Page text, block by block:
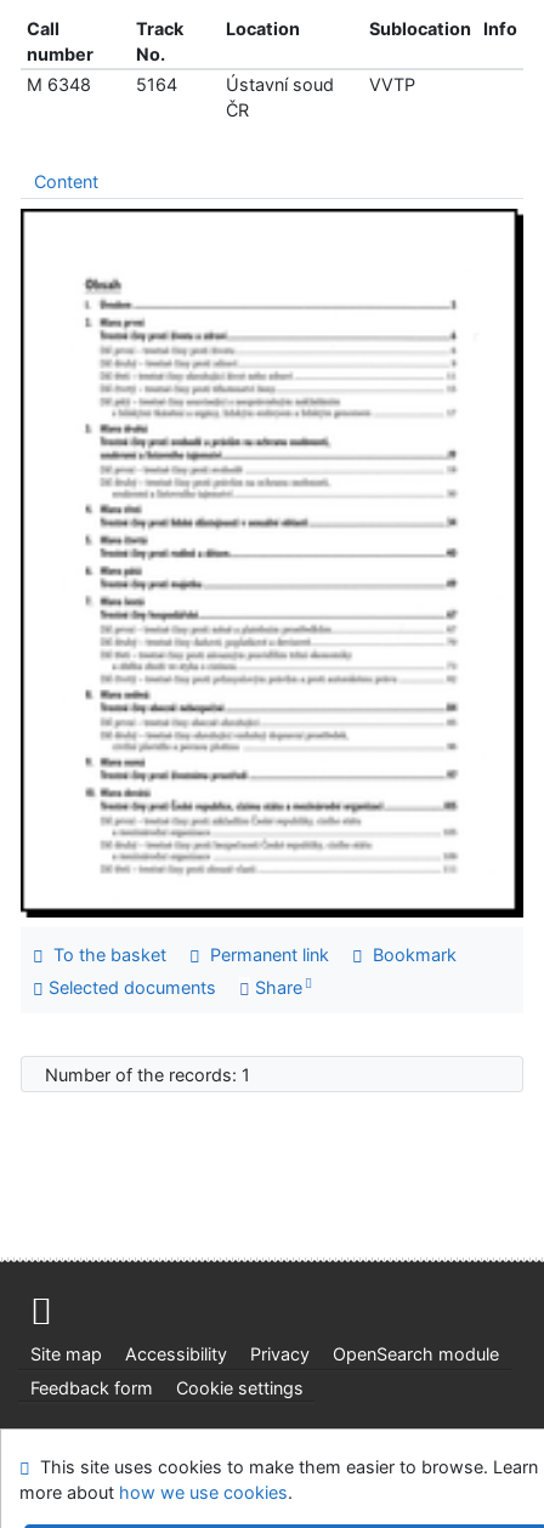
Call
number
Track
No.
Location Sublocation Info
M 6348 5164
Ústavní soud
ČR
VVTP
Content
To the basket Permanent link
Bookmark
Selected documents
Share
Number of the records: 1
Site map Accessibility Privacy
OpenSearch module
Feedback form
Cookie settings
660 83 Brno
©1993-2026
IPAC v.4.8.63a -
This site uses cookies to make them easier to browse. Learn
more about how we use cookies.